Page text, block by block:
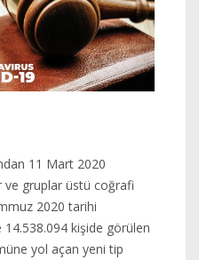
11 Mart 2020
gruplar üstü coğrafi
2020 tarihi
14.538.094 kişide görülen
yol açan yeni tip